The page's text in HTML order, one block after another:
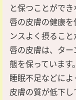
と保つことができ
唇の皮膚の健康
ンスよく摂ること
唇の皮膚は、タ
態を保っています。
睡眠不足などに
皮膚の質が低下し